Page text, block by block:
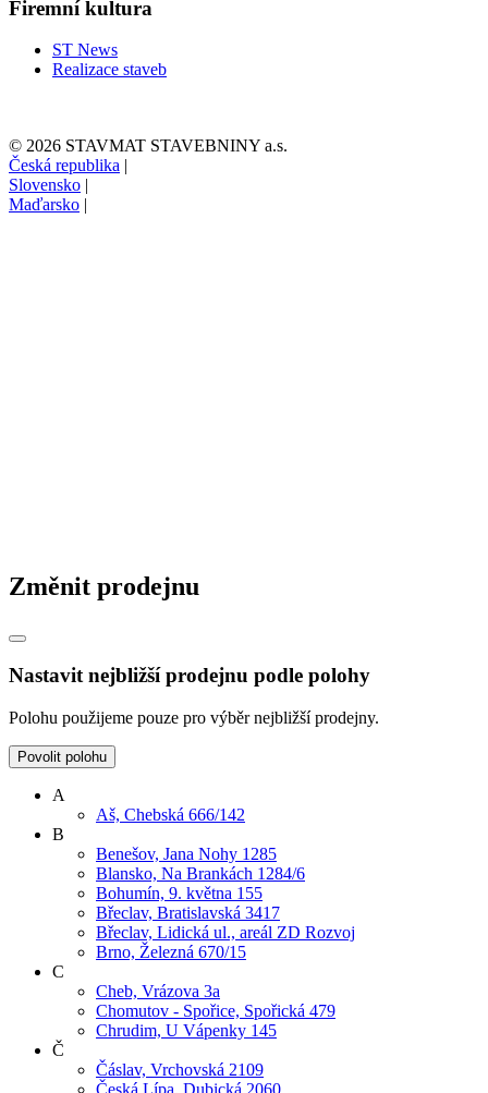
Firemní kultura
ST News
Realizace staveb
© 2026 STAVMAT STAVEBNINY a.s.
Česká republika |
Slovensko |
Maďarsko |
Změnit prodejnu
Nastavit nejbližší prodejnu podle polohy
Polohu použijeme pouze pro výběr nejbližší prodejny.
Povolit polohu
A
Aš, Chebská 666/142
B
Benešov, Jana Nohy 1285
Blansko, Na Brankách 1284/6
Bohumín, 9. května 155
Břeclav, Bratislavská 3417
Břeclav, Lidická ul., areál ZD Rozvoj
Brno, Železná 670/15
C
Cheb, Vrázova 3a
Chomutov - Spořice, Spořická 479
Chrudim, U Vápenky 145
Č
Čáslav, Vrchovská 2109
Česká Lípa, Dubická 2060